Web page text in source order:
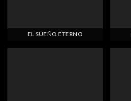
EL SUEÑO ETERNO